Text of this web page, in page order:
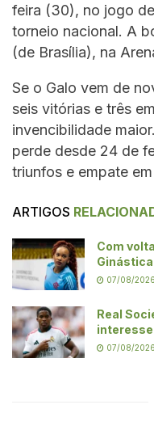
feira (30), no jogo
torneio nacional. A
(de Brasília), na
Se o Galo vem de
seis vitórias e três
invencibilidade
perde desde 24 de
triunfos e empate
ARTIGOS
Com
07/08/2026
Real
07/08/2026